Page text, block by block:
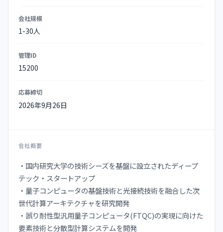
会社規模
1-30人
管理ID
15200
応募締切
2026年9月26日
会社概要
・国内研究大学の技術シーズを基盤に設立されたディープ
テック・スタートアップ
・量子コンピュータの基盤技術と光接続技術を融合した次
世代計算アーキテクチャを研究開発
・誤り耐性型汎用量子コンピュータ(FTQC)の実現に向けた
要素技術と分散型計算システムを開発